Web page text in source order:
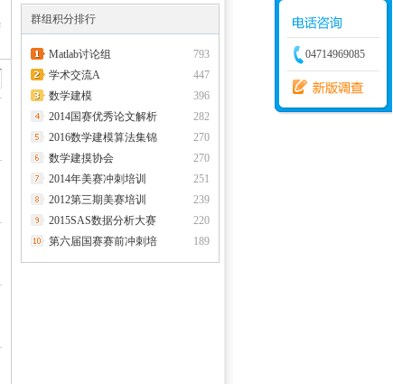
增加体力 比赛
群组积分排行
793
Matlab讨论组
447
学术交流A
396
数学建模
282
2014国赛优秀论文解析
270
2016数学建模算法集锦
270
数学建摸协会
251
2014年美赛冲刺培训
239
2012第三期美赛培训
220
2015SAS数据分析大赛
189
第六届国赛赛前冲刺培
04714969085